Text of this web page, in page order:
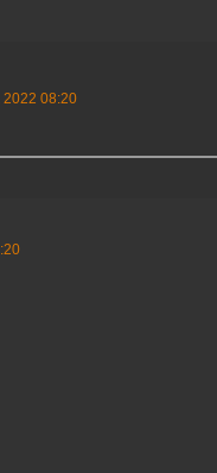
2022 08:20